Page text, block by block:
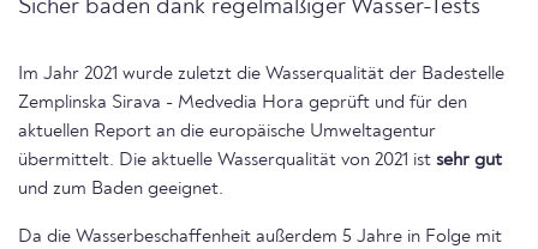
Sicher baden dank regelmäßiger Wasser-Tests
Im Jahr 2021 wurde zuletzt die Wasserqualität der Badestelle
Zemplinska Sirava - Medvedia Hora geprüft und für den
aktuellen Report an die europäische Umweltagentur
übermittelt. Die aktuelle Wasserqualität von 2021 ist sehr gut
und zum Baden geeignet.
Da die Wasserbeschaffenheit außerdem 5 Jahre in Folge mit